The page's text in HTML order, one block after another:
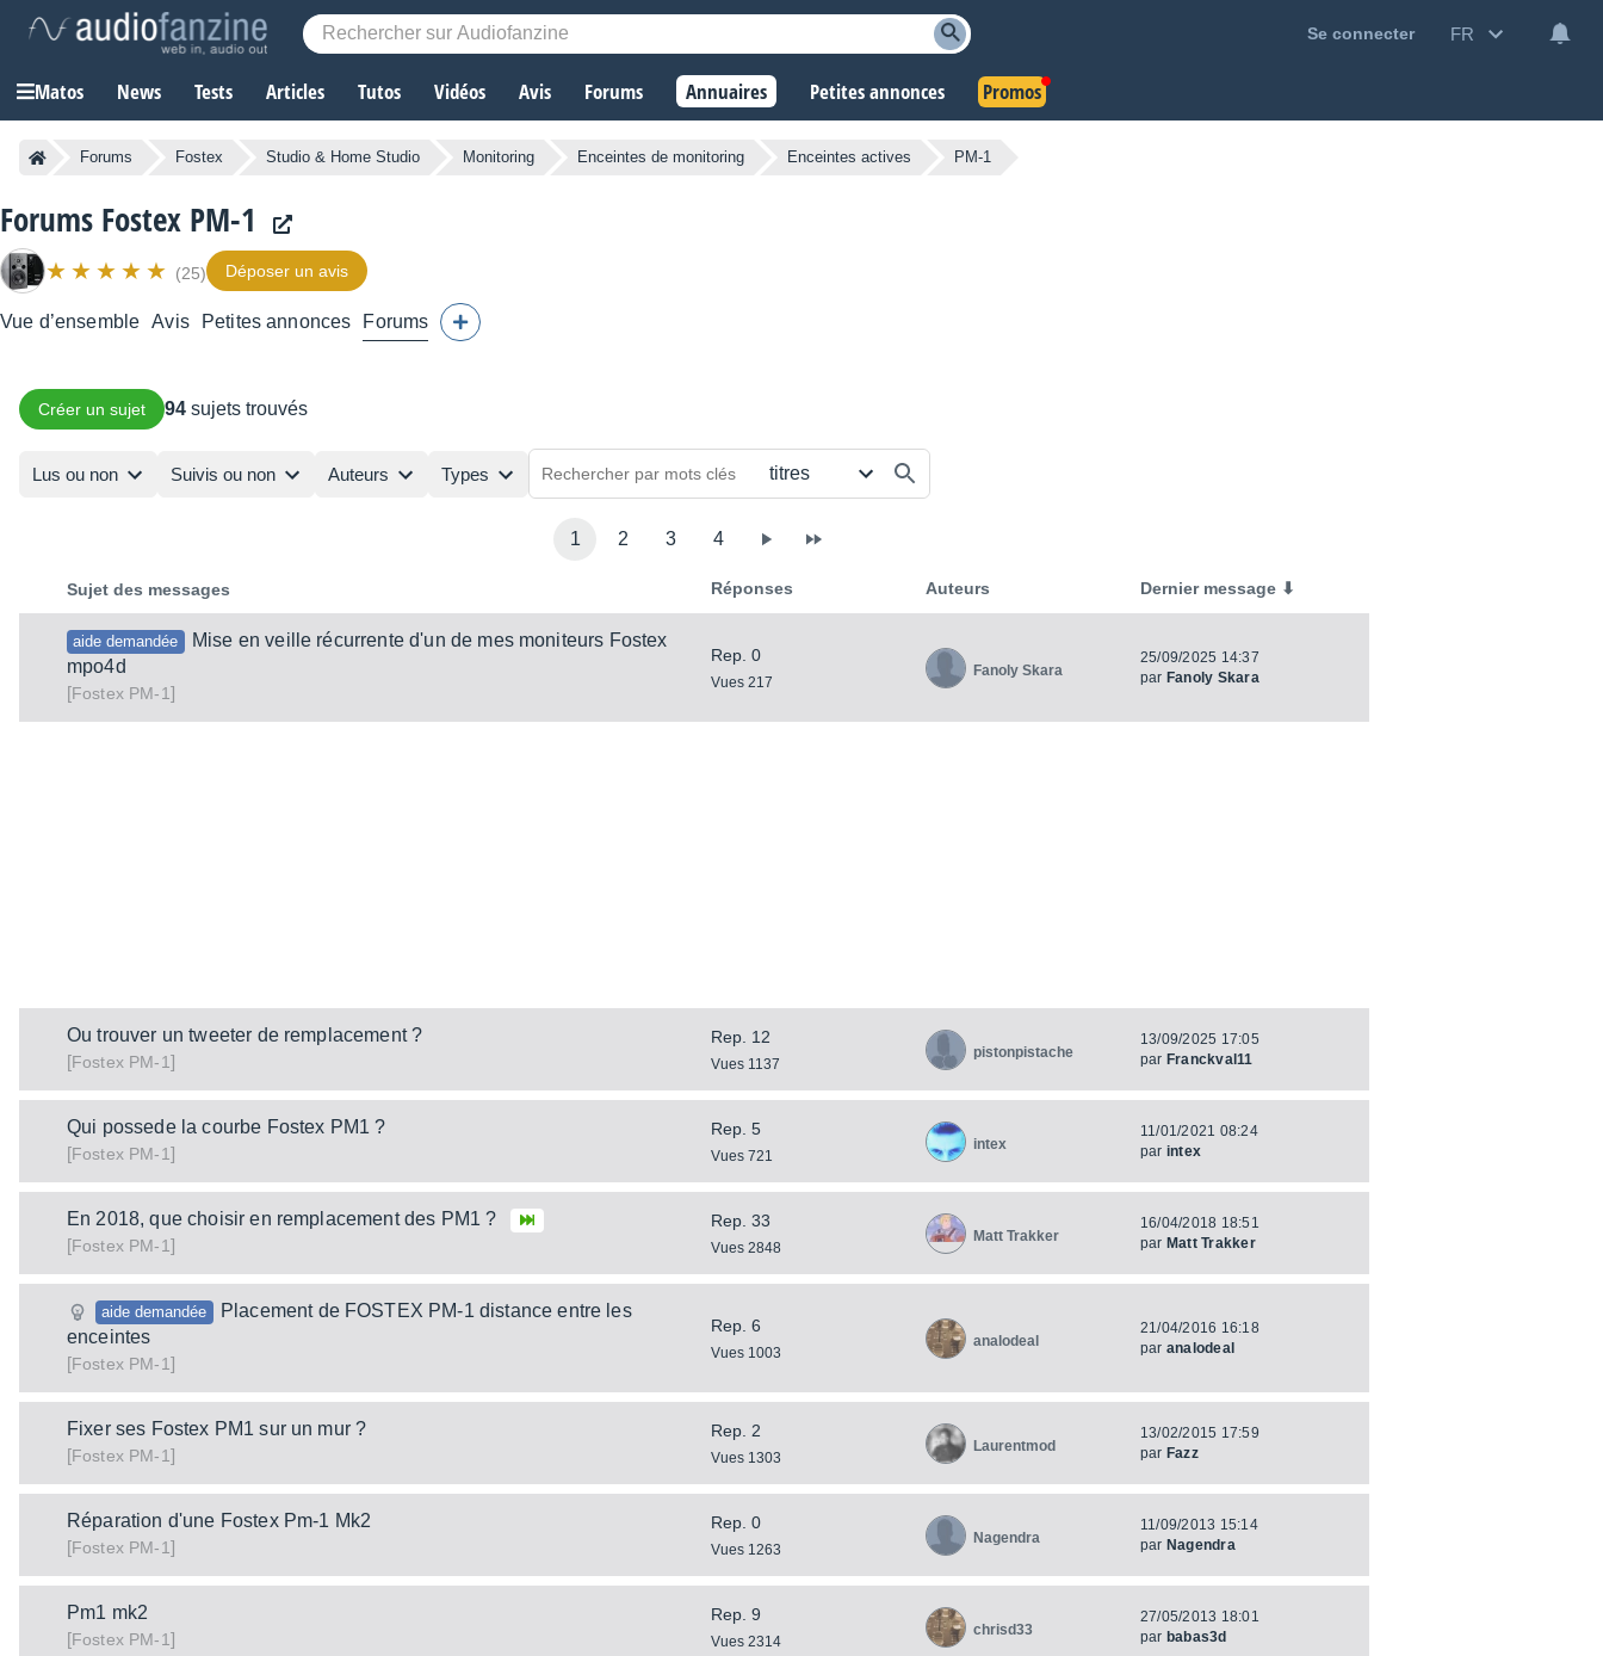
Se connecter FR
Matos News Tests Articles Tutos Vidéos Avis Forums Annuaires Petites annonces Promos
Forums Fostex Studio & Home Studio Monitoring Enceintes de monitoring Enceintes actives PM-1
Forums Fostex PM-1
(25) Déposer un avis
Vue d’ensemble Avis Petites annonces Forums
Créer un sujet 94 sujets trouvés
Lus ou non Suivis ou non Auteurs Types
1 2 3 4
Sujet des messages Réponses Auteurs Dernier message ⬇
aide demandée
Mise en veille récurrente d'un de mes moniteurs Fostex
mpo4d
[FostexPM-1]
Rep. 0
Vues 217
Fanoly Skara
25/09/2025 14:37
par Fanoly Skara
Ou trouver un tweeter de remplacement ?
[FostexPM-1]
Rep. 12
Vues 1137
pistonpistache
13/09/2025 17:05
par Franckval11
Qui possede la courbe Fostex PM1 ?
[FostexPM-1]
Rep. 5
Vues 721
intex
11/01/2021 08:24
par intex
En 2018, que choisir en remplacement des PM1 ?
[FostexPM-1]
Rep. 33
Vues 2848
Matt Trakker
16/04/2018 18:51
par Matt Trakker
aide demandée
Placement de FOSTEX PM-1 distance entre les
enceintes
[FostexPM-1]
Rep. 6
Vues 1003
analodeal
21/04/2016 16:18
par analodeal
Fixer ses Fostex PM1 sur un mur ?
[FostexPM-1]
Rep. 2
Vues 1303
Laurentmod
13/02/2015 17:59
par Fazz
Réparation d'une Fostex Pm-1 Mk2
[FostexPM-1]
Rep. 0
Vues 1263
Nagendra
11/09/2013 15:14
par Nagendra
Pm1 mk2
[FostexPM-1]
Rep. 9
Vues 2314
chrisd33
27/05/2013 18:01
par babas3d